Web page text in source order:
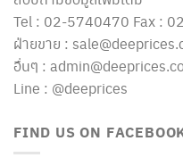
Tel : 02-5740470 Fax :
ฝ่ายขาย :
อื่นๆ :
Line : @deeprices
FIND US ON